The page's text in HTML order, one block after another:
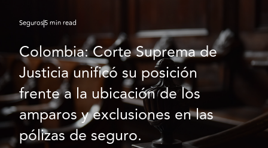
Seguros5 min read
Colombia: Corte Suprema de
Justicia unificó su posición
frente a la ubicación de los
amparos y exclusiones en las
pólizas de seguro.